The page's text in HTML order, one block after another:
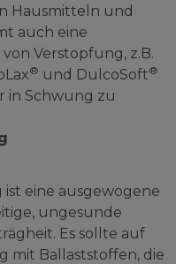
Hausmitteln und
auch eine
Verstopfung, z.B.
® und DulcoSoft®
in Schwung zu
eine ausgewogene
ungesunde
Es sollte auf
mit Ballaststoffen, die